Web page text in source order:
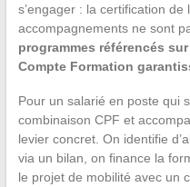
s’engager : la certification de
accompagnements ne sont
programmes référencés
Compte Formation
Pour un salarié en poste qui
combinaison CPF et
levier concret. On identifie
via un bilan, on finance la
le projet de mobilité avec un